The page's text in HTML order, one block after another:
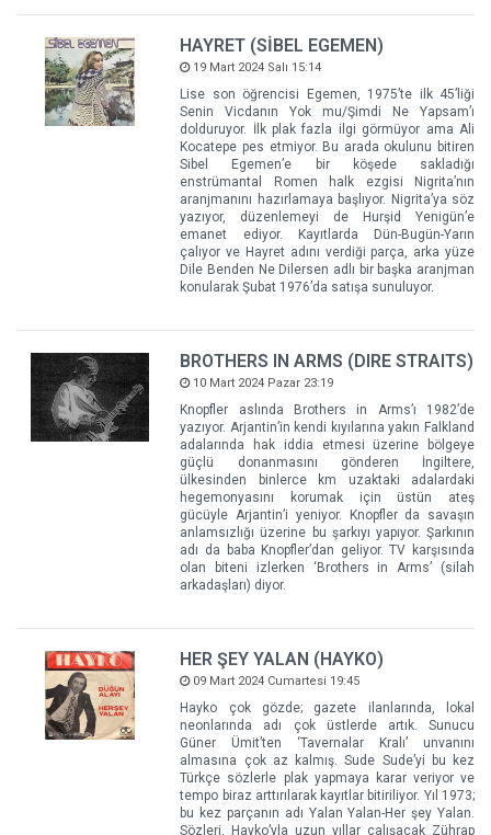
HAYRET (SİBEL EGEMEN)
19 Mart 2024 Salı 15:14
Lise son öğrencisi Egemen, 1975’te ilk 45’liği
Senin Vicdanın Yok mu/Şimdi Ne Yapsam’ı
dolduruyor. İlk plak fazla ilgi görmüyor ama Ali
Kocatepe pes etmiyor. Bu arada okulunu bitiren
Sibel Egemen’e bir köşede sakladığı
enstrümantal Romen halk ezgisi Nigrita’nın
aranjmanını hazırlamaya başlıyor. Nigrita’ya söz
yazıyor, düzenlemeyi de Hurşid Yenigün’e
emanet ediyor. Kayıtlarda Dün-Bugün-Yarın
çalıyor ve Hayret adını verdiği parça, arka yüze
Dile Benden Ne Dilersen adlı bir başka aranjman
konularak Şubat 1976’da satışa sunuluyor.
BROTHERS IN ARMS (DIRE STRAITS)
10 Mart 2024 Pazar 23:19
Knopfler aslında Brothers in Arms’ı 1982’de
yazıyor. Arjantin’in kendi kıyılarına yakın Falkland
adalarında hak iddia etmesi üzerine bölgeye
güçlü donanmasını gönderen İngiltere,
ülkesinden binlerce km uzaktaki adalardaki
hegemonyasını korumak için üstün ateş
gücüyle Arjantin’i yeniyor. Knopfler da savaşın
anlamsızlığı üzerine bu şarkıyı yapıyor. Şarkının
adı da baba Knopfler’dan geliyor. TV karşısında
olan biteni izlerken ‘Brothers in Arms’ (silah
arkadaşları) diyor.
HER ŞEY YALAN (HAYKO)
09 Mart 2024 Cumartesi 19:45
Hayko çok gözde; gazete ilanlarında, lokal
neonlarında adı çok üstlerde artık. Sunucu
Güner Ümit’ten ‘Tavernalar Kralı’ unvanını
almasına çok az kalmış. Sude Sude’yi bu kez
Türkçe sözlerle plak yapmaya karar veriyor ve
tempo biraz arttırılarak kayıtlar bitiriliyor. Yıl 1973;
bu kez parçanın adı Yalan Yalan-Her şey Yalan.
Sözleri, Hayko’yla uzun yıllar çalışacak Zührap